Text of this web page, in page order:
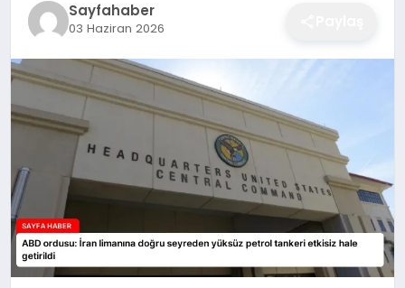
EKONOMI
SAĞLIK
SPOR
YAŞAM
Sayfahaber
03 Haziran 2026